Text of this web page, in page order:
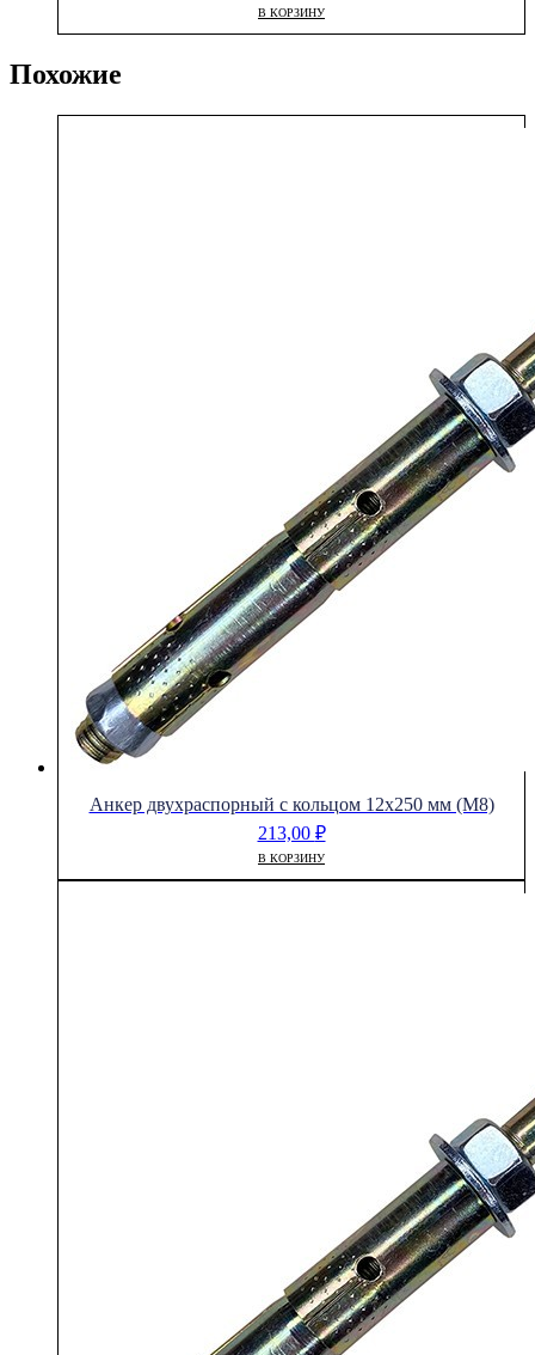
В КОРЗИНУ
Похожие
Анкер двухраспорный с кольцом 12х250 мм (М8)
213,00 ₽
В КОРЗИНУ